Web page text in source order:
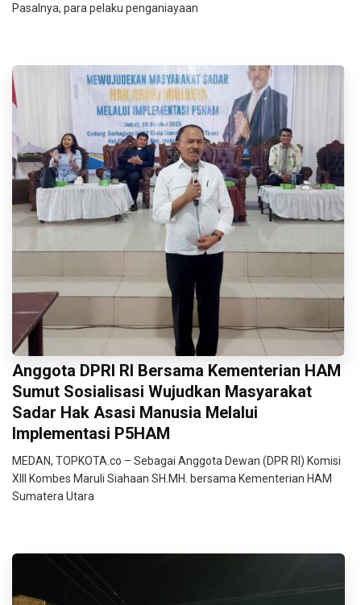
Pasalnya, para pelaku penganiayaan
Anggota DPRI RI Bersama Kementerian HAM
Sumut Sosialisasi Wujudkan Masyarakat
Sadar Hak Asasi Manusia Melalui
Implementasi P5HAM
MEDAN, TOPKOTA.co – Sebagai Anggota Dewan (DPR RI) Komisi
XIII Kombes Maruli Siahaan SH.MH. bersama Kementerian HAM
Sumatera Utara